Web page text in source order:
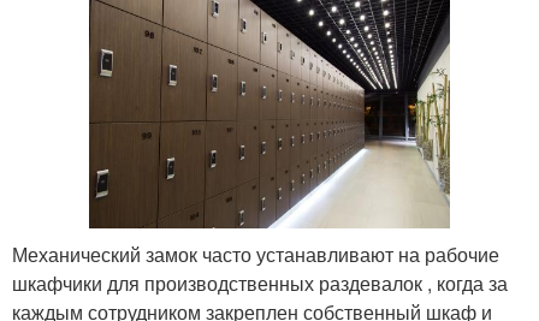
Механический замок часто устанавливают на рабочие
шкафчики для производственных раздевалок , когда за
каждым сотрудником закреплен собственный шкаф и